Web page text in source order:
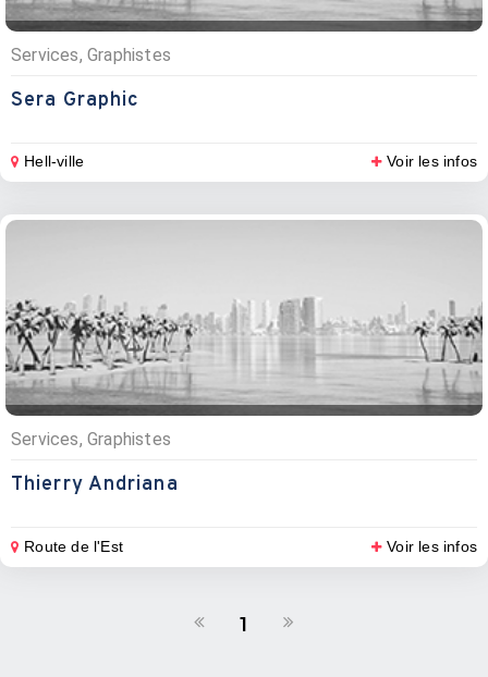
Services, Graphistes
Sera Graphic
Hell-ville Voir les infos
Services, Graphistes
Thierry Andriana
Route de l'Est Voir les infos
1